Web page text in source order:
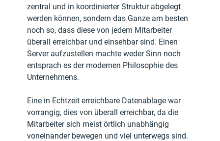
zentral und in koordinierter Struktur abgelegt
werden können, sondern das Ganze am besten
noch so, dass diese von jedem Mitarbeiter
überall erreichbar und einsehbar sind. Einen
Server aufzustellen machte weder Sinn noch
entsprach es der modernen Philosophie des
Unternehmens.
Eine in Echtzeit erreichbare Datenablage war
vorrangig, dies von überall erreichbar, da die
Mitarbeiter sich meist örtlich unabhängig
voneinander bewegen und viel unterwegs sind.